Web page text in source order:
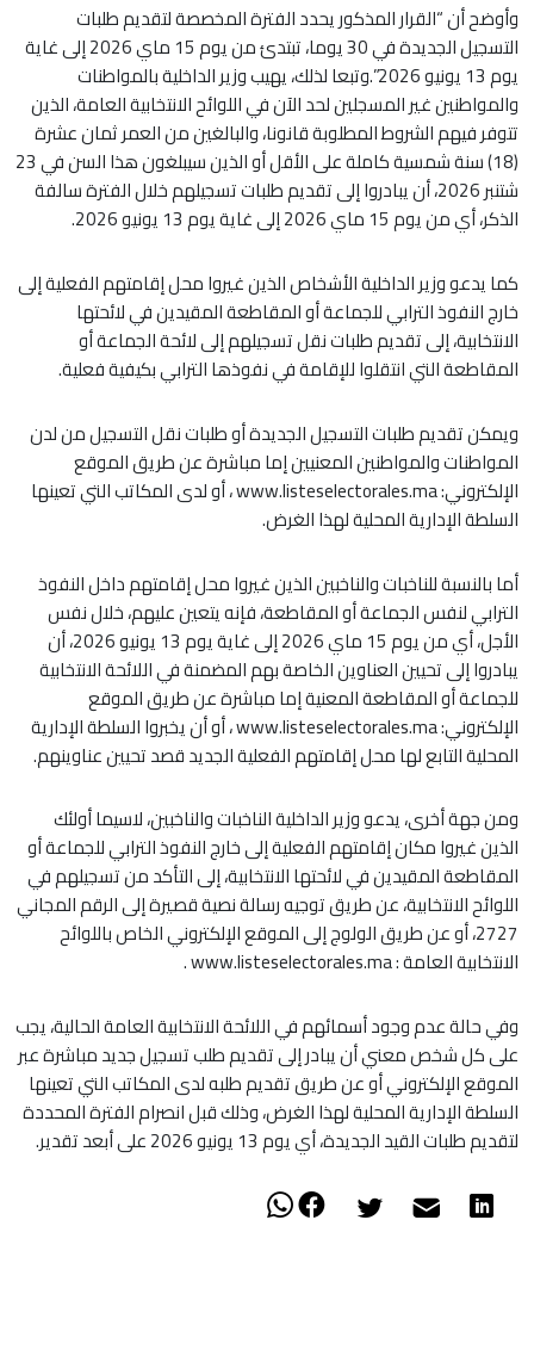
وأوضح أن “القرار المذكور يحدد الفترة المخصصة لتقديم طلبات
التسجيل الجديدة في 30 يوما، تبتدئ من يوم 15 ماي 2026 إلى غاية
يوم 13 يونيو 2026”.وتبعا لذلك، يهيب وزير الداخلية بالمواطنات
والمواطنين غير المسجلين لحد الآن في اللوائح الانتخابية العامة، الذين
تتوفر فيهم الشروط المطلوبة قانونا، والبالغين من العمر ثمان عشرة
(18) سنة شمسية كاملة على الأقل أو الذين سيبلغون هذا السن في 23
شتنبر 2026، أن يبادروا إلى تقديم طلبات تسجيلهم خلال الفترة سالفة
الذكر، أي من يوم 15 ماي 2026 إلى غاية يوم 13 يونيو 2026.
كما يدعو وزير الداخلية الأشخاص الذين غيروا محل إقامتهم الفعلية إلى
خارج النفوذ الترابي للجماعة أو المقاطعة المقيدين في لائحتها
الانتخابية، إلى تقديم طلبات نقل تسجيلهم إلى لائحة الجماعة أو
المقاطعة التي انتقلوا للإقامة في نفوذها الترابي بكيفية فعلية.
ويمكن تقديم طلبات التسجيل الجديدة أو طلبات نقل التسجيل من لدن
المواطنات والمواطنين المعنيين إما مباشرة عن طريق الموقع
الإلكتروني: www.listeselectorales.ma ، أو لدى المكاتب التي تعينها
السلطة الإدارية المحلية لهذا الغرض.
أما بالنسبة للناخبات والناخبين الذين غيروا محل إقامتهم داخل النفوذ
الترابي لنفس الجماعة أو المقاطعة، فإنه يتعين عليهم، خلال نفس
الأجل، أي من يوم 15 ماي 2026 إلى غاية يوم 13 يونيو 2026، أن
يبادروا إلى تحيين العناوين الخاصة بهم المضمنة في اللائحة الانتخابية
للجماعة أو المقاطعة المعنية إما مباشرة عن طريق الموقع
الإلكتروني: www.listeselectorales.ma ، أو أن يخبروا السلطة الإدارية
المحلية التابع لها محل إقامتهم الفعلية الجديد قصد تحيين عناوينهم.
ومن جهة أخرى، يدعو وزير الداخلية الناخبات والناخبين، لاسيما أولئك
الذين غيروا مكان إقامتهم الفعلية إلى خارج النفوذ الترابي للجماعة أو
المقاطعة المقيدين في لائحتها الانتخابية، إلى التأكد من تسجيلهم في
اللوائح الانتخابية، عن طريق توجيه رسالة نصية قصيرة إلى الرقم المجاني
2727، أو عن طريق الولوج إلى الموقع الإلكتروني الخاص باللوائح
الانتخابية العامة : www.listeselectorales.ma .
وفي حالة عدم وجود أسمائهم في اللائحة الانتخابية العامة الحالية، يجب
على كل شخص معني أن يبادر إلى تقديم طلب تسجيل جديد مباشرة عبر
الموقع الإلكتروني أو عن طريق تقديم طلبه لدى المكاتب التي تعينها
السلطة الإدارية المحلية لهذا الغرض، وذلك قبل انصرام الفترة المحددة
لتقديم طلبات القيد الجديدة، أي يوم 13 يونيو 2026 على أبعد تقدير.